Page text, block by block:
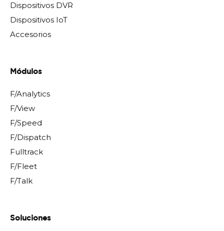
Dispositivos DVR
Dispositivos IoT
Accesorios
Módulos
F/Analytics
F/View
F/Speed
F/Dispatch
Fulltrack
F/Fleet
F/Talk
Soluciones